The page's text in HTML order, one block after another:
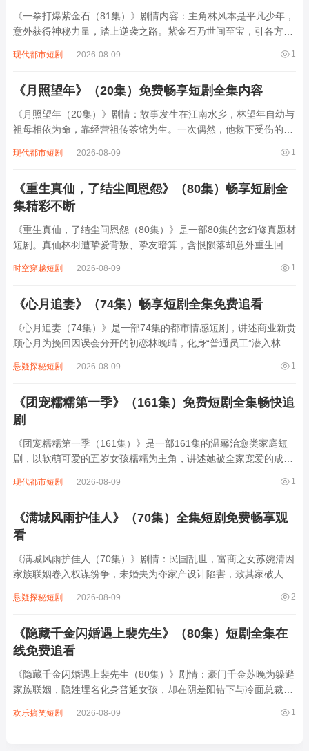
《一拳打爆紫金石（81集）》剧情内容：主角林风本是平凡少年，
意外获得神秘力量，踏上逆袭之路。紫金石乃世间至宝，引各方势
途中，他不断突破自我，历经重重磨难。面对强大的敌人，他凭借
1
现代都市短剧 2026-08-09
《月照望年》（20集）免费畅享短剧全集内容
《月照望年（20集）》剧情：故事发生在江南水乡，林望年自幼与
祖母相依为命，靠经营祖传茶馆为生。一次偶然，他救下受伤的神
方势力觊觎。随着真相浮出，林望年发现苏月竟是二十年前被灭门
1
现代都市短剧 2026-08-09
《重生真仙，了结尘间恩怨》（80集）畅享短剧全
集精彩不断
《重生真仙，了结尘间恩怨（80集）》是一部80集的玄幻修真题材
短剧。真仙林羽遭挚爱背叛、挚友暗算，含恨陨落却意外重生回少
世功法、炼稀世丹药、收神兽为宠。在复仇路上，他揭开前世阴谋
1
时空穿越短剧 2026-08-09
《心月追妻》（74集）畅享短剧全集免费追看
《心月追妻（74集）》是一部74集的都市情感短剧，讲述商业新贵
顾心月为挽回因误会分开的初恋林晚晴，化身“普通员工”潜入林晚
暗中化解林晚晴的职场危机，一边用笨拙却真诚的方式重新走进她
1
悬疑探秘短剧 2026-08-09
《团宠糯糯第一季》（161集）免费短剧全集畅快追
剧
《团宠糯糯第一季（161集）》是一部161集的温馨治愈类家庭短
剧，以软萌可爱的五岁女孩糯糯为主角，讲述她被全家宠爱的成长
爷、厨艺超绝的奶奶，下有双胞胎哥哥和学霸姐姐，连看似高冷的
1
现代都市短剧 2026-08-09
《满城风雨护佳人》（70集）全集短剧免费畅享观
看
《满城风雨护佳人（70集）》剧情：民国乱世，富商之女苏婉清因
家族联姻卷入权谋纷争，未婚夫为夺家产设计陷害，致其家破人
承渊暗中护她周全，助她查清真相、夺回家业。然各方势力虎视眈
2
悬疑探秘短剧 2026-08-09
《隐藏千金闪婚遇上裴先生》（80集）短剧全集在
线免费追看
《隐藏千金闪婚遇上裴先生（80集）》剧情：豪门千金苏晚为躲避
家族联姻，隐姓埋名化身普通女孩，却在阴差阳错下与冷面总裁裴
姻中从互相试探到暗生情愫。随着苏晚真实身份逐渐暴露，裴翊发
1
欢乐搞笑短剧 2026-08-09